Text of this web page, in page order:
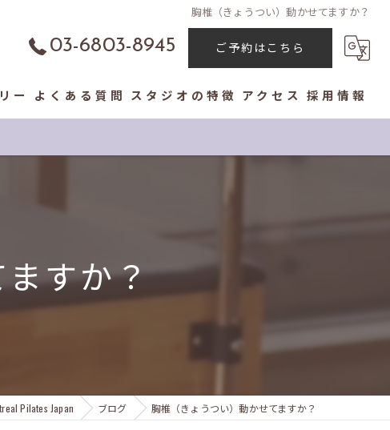
胸椎（きょうつい）動かせてますか？
03-6803-8945 ご予約はこちら
ー よくある質問 スタジオの特徴
コンセプト
アクセス 採用情報
すか？
Pilates Japan ブログ 胸椎（きょうつい）動かせてますか？